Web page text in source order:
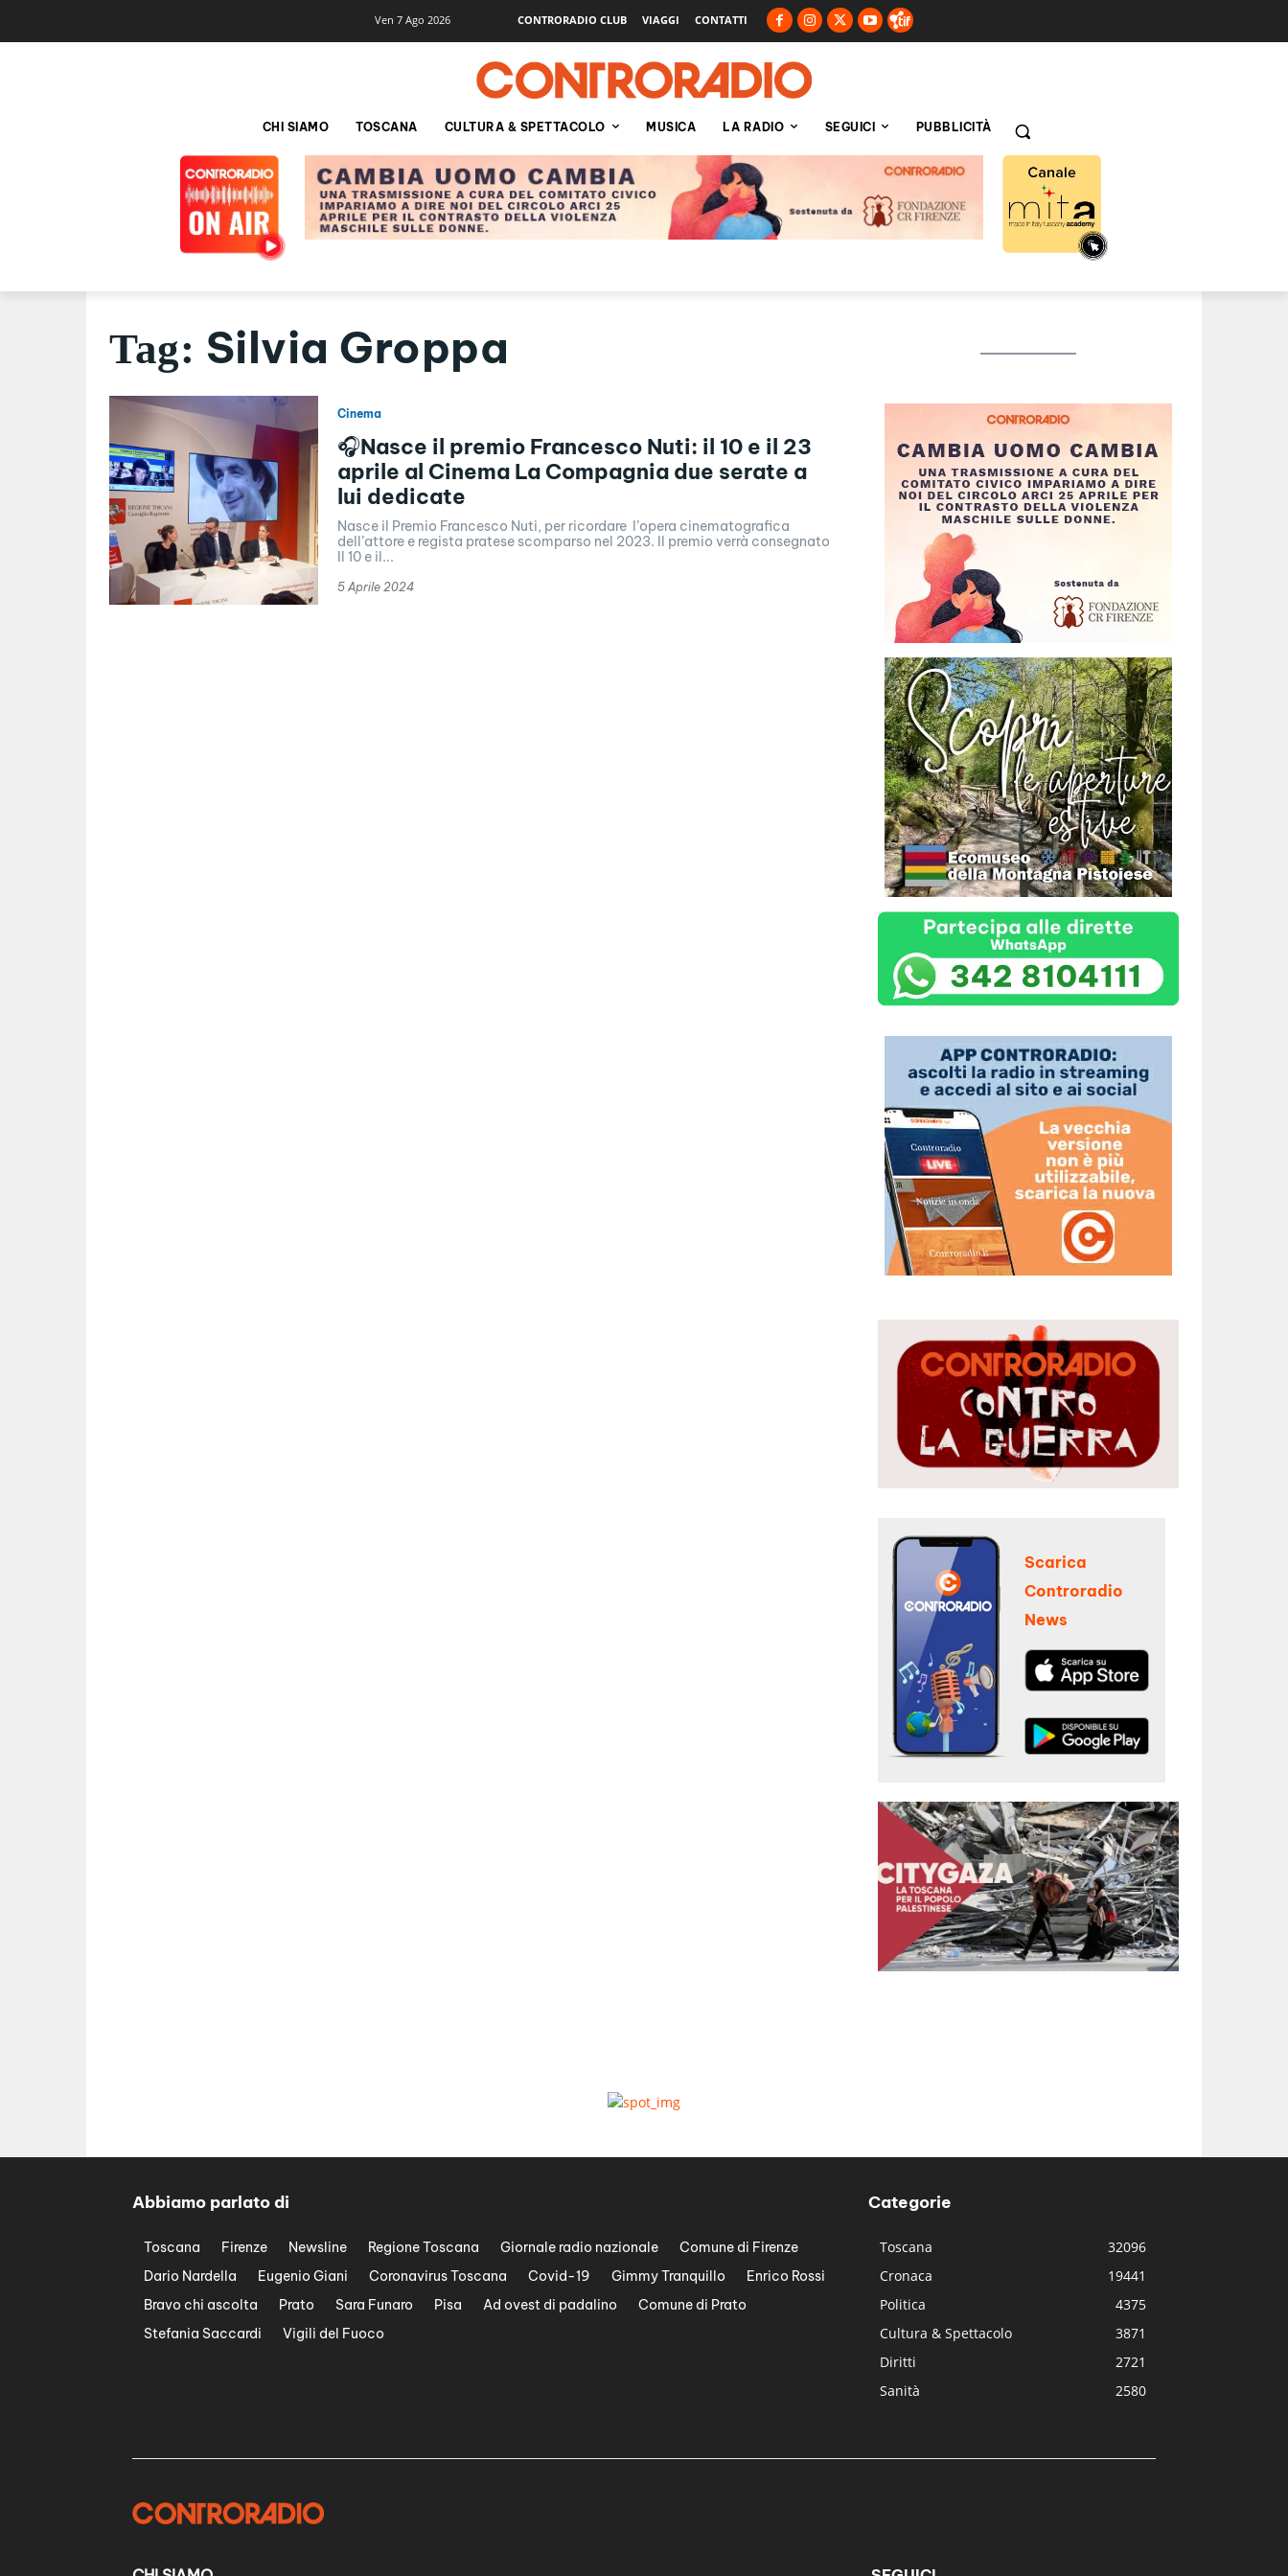
Ven 7 Ago 2026 CONTRORADIO CLUB VIAGGI CONTATTI
CHI SIAMO TOSCANA CULTURA & SPETTACOLO MUSICA LA RADIO SEGUICI PUBBLICITÀ
Tag: Silvia Groppa
Cinema
🎧Nasce il premio Francesco Nuti: il 10 e il 23
aprile al Cinema La Compagnia due serate a
lui dedicate
Nasce il Premio Francesco Nuti, per ricordare l’opera cinematografica
dell’attore e regista pratese scomparso nel 2023. Il premio verrà consegnato
Il 10 e il...
5 Aprile 2024
Scarica
Controradio
News
Abbiamo parlato di
Toscana Firenze Newsline Regione Toscana Giornale radio nazionale
Comune di Firenze
Dario Nardella
Eugenio Giani Coronavirus Toscana Covid-19 Gimmy Tranquillo
Enrico Rossi
Bravo chi ascolta
Prato Sara Funaro Pisa Ad ovest di padalino
Comune di Prato
Stefania Saccardi
Vigili del Fuoco
Categorie
Toscana
32096
Cronaca
19441
Politica
4375
Cultura & Spettacolo
3871
Diritti
2721
Sanità
2580